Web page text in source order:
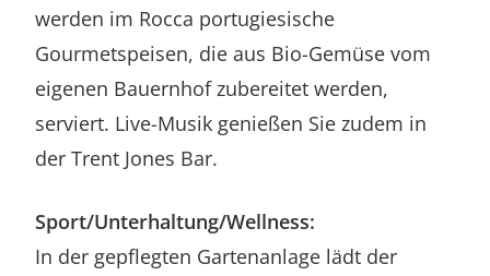
werden im Rocca portugiesische
Gourmetspeisen, die aus Bio-Gemüse vom
eigenen Bauernhof zubereitet werden,
serviert. Live-Musik genießen Sie zudem in
der Trent Jones Bar.
Sport/Unterhaltung/Wellness:
In der gepflegten Gartenanlage lädt der